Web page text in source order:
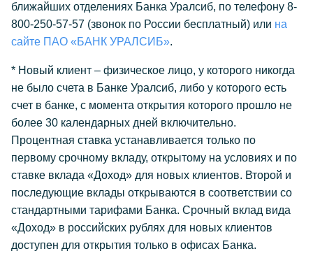
ближайших отделениях Банка Уралсиб, по телефону 8-
800-250-57-57 (звонок по России бесплатный) или на
сайте ПАО «БАНК УРАЛСИБ».
* Новый клиент – физическое лицо, у которого никогда
не было счета в Банке Уралсиб, либо у которого есть
счет в банке, с момента открытия которого прошло не
более 30 календарных дней включительно.
Процентная ставка устанавливается только по
первому срочному вкладу, открытому на условиях и по
ставке вклада «Доход» для новых клиентов. Второй и
последующие вклады открываются в соответствии со
стандартными тарифами Банка. Срочный вклад вида
«Доход» в российских рублях для новых клиентов
доступен для открытия только в офисах Банка.